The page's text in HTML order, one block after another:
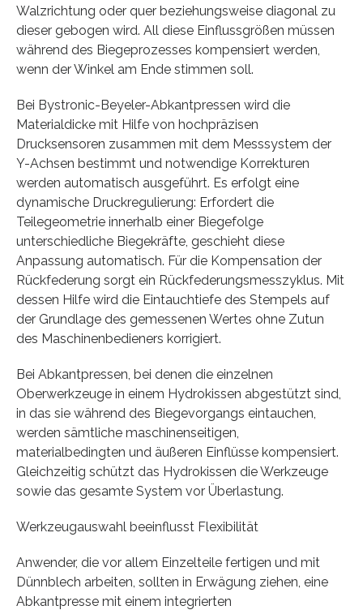
Walzrichtung oder quer beziehungsweise diagonal zu
dieser gebogen wird. All diese Einflussgrößen müssen
während des Biegeprozesses kompensiert werden,
wenn der Winkel am Ende stimmen soll.
Bei Bystronic-Beyeler-Abkantpressen wird die
Materialdicke mit Hilfe von hochpräzisen
Drucksensoren zusammen mit dem Messsystem der
Y-Achsen bestimmt und notwendige Korrekturen
werden automatisch ausgeführt. Es erfolgt eine
dynamische Druckregulierung: Erfordert die
Teilegeometrie innerhalb einer Biegefolge
unterschiedliche Biegekräfte, geschieht diese
Anpassung automatisch. Für die Kompensation der
Rückfederung sorgt ein Rückfederungsmesszyklus. Mit
dessen Hilfe wird die Eintauchtiefe des Stempels auf
der Grundlage des gemessenen Wertes ohne Zutun
des Maschinenbedieners korrigiert.
Bei Abkantpressen, bei denen die einzelnen
Oberwerkzeuge in einem Hydrokissen abgestützt sind,
in das sie während des Biegevorgangs eintauchen,
werden sämtliche maschinenseitigen,
materialbedingten und äußeren Einflüsse kompensiert.
Gleichzeitig schützt das Hydrokissen die Werkzeuge
sowie das gesamte System vor Überlastung.
Werkzeugauswahl beeinflusst Flexibilität
Anwender, die vor allem Einzelteile fertigen und mit
Dünnblech arbeiten, sollten in Erwägung ziehen, eine
Abkantpresse mit einem integrierten